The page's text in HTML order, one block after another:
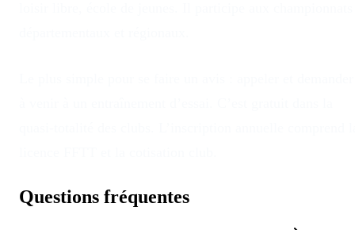
Questions fréquentes